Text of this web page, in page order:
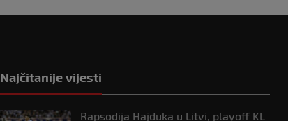
Najčitanije vijesti
Rapsodija Hajduka u Litvi, playoff KL